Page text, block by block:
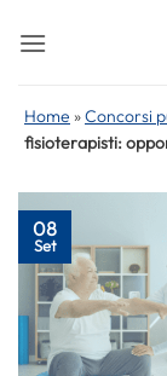
Home »Concorsi
fisioterapisti:
08
Set